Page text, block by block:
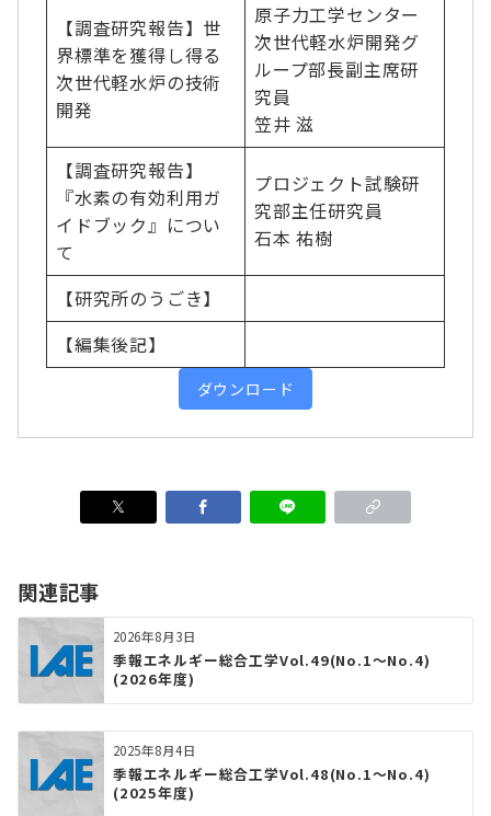
【調査研究報告】世
界標準を獲得し得る
次世代軽水炉の技術
開発
原子力工学センター
次世代軽水炉開発グ
ループ部長副主席研
究員
笠井 滋
【調査研究報告】
『水素の有効利用ガ
イドブック』につい
て
プロジェクト試験研
究部主任研究員
石本 祐樹
【研究所のうごき】
【編集後記】
ダウンロード
関連記事
2026年8月3日
季報エネルギー総合工学Vol.49(No.1～No.4)
(2026年度)
2025年8月4日
季報エネルギー総合工学Vol.48(No.1～No.4)
(2025年度)